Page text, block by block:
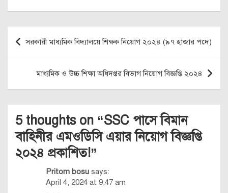
Post
navigation
সরকারী মাধ্যমিক বিদ্যালয়ে শিক্ষক নিয়োগ ২০২৪ (৯৭ হাজার পদে)
মাধ্যমিক ও উচ্চ শিক্ষা অধিদপ্তর বিভাগ নিয়োগ বিজ্ঞপ্তি ২০২৪
5 thoughts on “SSC পাসে বিমান
বাহিনীর এমওডিসি এয়ার নিয়োগ বিজ্ঞপ্তি
২০২৪ প্রকাশিত!”
Pritom bosu says:
April 4, 2024 at 9:47 am